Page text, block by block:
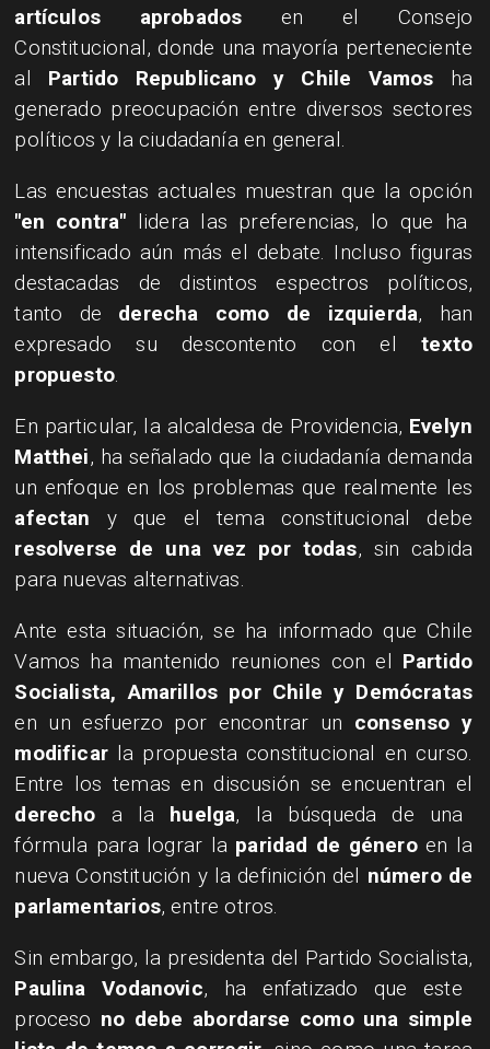
artículos aprobados en el Consejo
Constitucional, donde una mayoría perteneciente
al Partido Republicano y Chile Vamos ha
generado preocupación entre diversos sectores
políticos y la ciudadanía en general.
Las encuestas actuales muestran que la opción
"en contra" lidera las preferencias, lo que ha
intensificado aún más el debate. Incluso figuras
destacadas de distintos espectros políticos,
tanto de derecha como de izquierda, han
expresado su descontento con el texto
propuesto.
En particular, la alcaldesa de Providencia, Evelyn
Matthei, ha señalado que la ciudadanía demanda
un enfoque en los problemas que realmente les
afectan y que el tema constitucional debe
resolverse de una vez por todas, sin cabida
para nuevas alternativas.
Ante esta situación, se ha informado que Chile
Vamos ha mantenido reuniones con el Partido
Socialista, Amarillos por Chile y Demócratas
en un esfuerzo por encontrar un consenso y
modificar la propuesta constitucional en curso.
Entre los temas en discusión se encuentran el
derecho a la huelga, la búsqueda de una
fórmula para lograr laparidad de géneroen la
nueva Constitución y la definición del número de
parlamentarios, entre otros.
Sin embargo, la presidenta del Partido Socialista,
Paulina Vodanovic, ha enfatizado que este
proceso no debe abordarse como una simple